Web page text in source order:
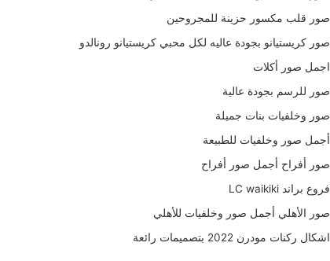
صور قلب مكسور حزينة للمجروحين
صور كريستيانو بجودة عاليه لكل محبي كريستيانو رونالدو
اجمل صور أكلات
صور للرسم بجودة عالية
صور وخلفيات بنات جميلة
أجمل صور وخلفيات للطبيعة
صور أفراح أجمل صور أفراح
فروع براند LC waikiki
صور الأهلي أجمل صور وخلفيات للأهلي
اشكال ركنات مودرن 2022 بتصميمات رائعة